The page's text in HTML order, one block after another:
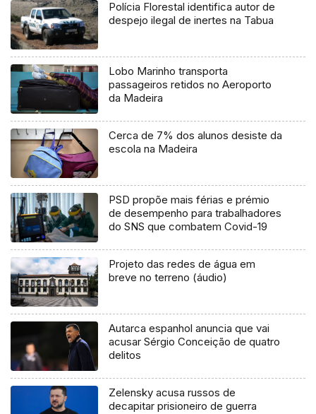
Polícia Florestal identifica autor de
despejo ilegal de inertes na Tabua
Lobo Marinho transporta
passageiros retidos no Aeroporto
da Madeira
Cerca de 7% dos alunos desiste da
escola na Madeira
PSD propõe mais férias e prémio
de desempenho para trabalhadores
do SNS que combatem Covid-19
Projeto das redes de água em
breve no terreno (áudio)
Autarca espanhol anuncia que vai
acusar Sérgio Conceição de quatro
delitos
Zelensky acusa russos de
decapitar prisioneiro de guerra